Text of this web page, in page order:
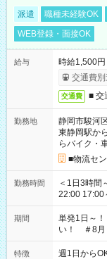
派遣 職種未経験OK
WEB登録・面接OK
給与
時給1,500
交通費別
交通費 ■ 交
勤務地
静岡市駿河
東静岡駅か
らバイク・
■物流セ
勤務時間
＜1日3時間～OK！＞ ▼ 例えば…
22:00 17:00～22:00 など こち
ださい！
期間
単発1日～
い！ ＃8
特徴 週1日から